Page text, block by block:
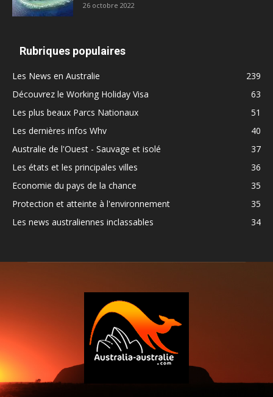
26 octobre 2022
Rubriques populaires
Les News en Australie
239
Découvrez le Working Holiday Visa
63
Les plus beaux Parcs Nationaux
51
Les dernières infos Whv
40
Australie de l'Ouest - Sauvage et isolé
37
Les états et les principales villes
36
Economie du pays de la chance
35
Protection et atteinte à l'environnement
35
Les news australiennes inclassables
34